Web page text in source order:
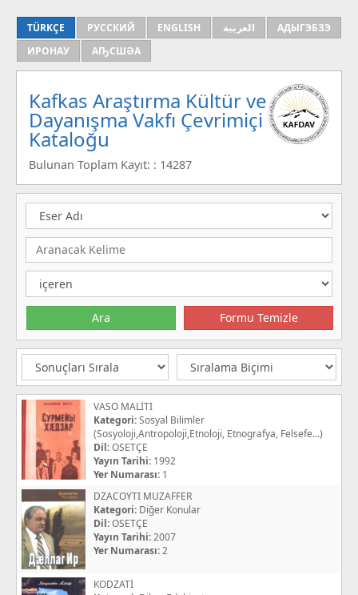
TÜRKÇE РУССКИЙ ENGLISH العربية
АДЫГЭБЗЭ
ИРОНАУ
АҦСШӘА
Kafkas Araştırma Kültür ve
Dayanışma Vakfı Çevrimiçi
Kataloğu
Bulunan Toplam Kayıt: : 14287
VASO MALİTI
Kategori:Sosyal Bilimler
(Sosyoloji,Antropoloji,Etnoloji, Etnografya, Felsefe...)
Dil:OSETÇE
Yayın Tarihi: 1992
Yer Numarası: 1
DZACOYTI MUZAFFER
Kategori: Diğer Konular
Dil:OSETÇE
Yayın Tarihi:2007
Yer Numarası:2
KODZATİ